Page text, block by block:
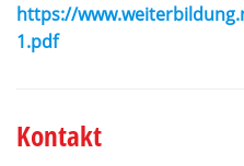
https://
1.pdf
Kontakt